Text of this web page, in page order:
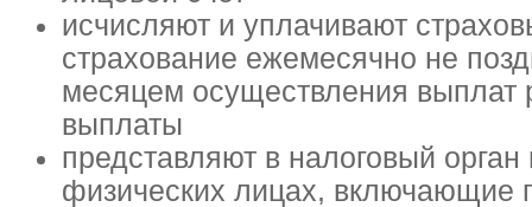
исчисляют и уплачивают
страхование ежемесячно не
месяцем осуществления выплат
выплаты
представляют в налоговый
физических лицах, включающие